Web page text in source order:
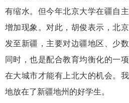
有缩水。但今年北京大学在疆自
增加现象。对此，胡俊表示，北
发至新疆，主要对边疆地区、少
同时，也是配合教育均衡化的一
在大城市才能有上北大的机会。
地放在了新疆地州的好学生。